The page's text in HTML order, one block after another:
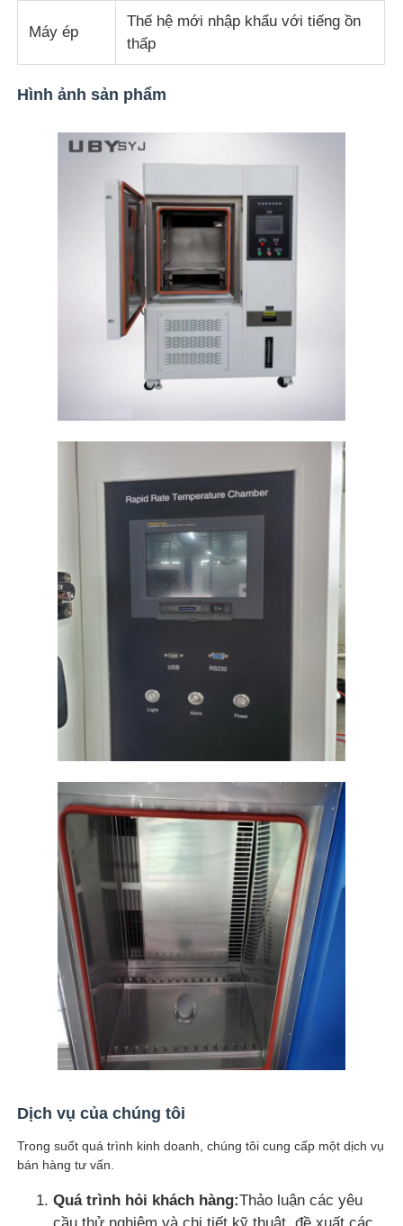
Máy ép
Thế hệ mới nhập khẩu với tiếng ồn
thấp
Hình ảnh sản phẩm
Dịch vụ của chúng tôi
Trong suốt quá trình kinh doanh, chúng tôi cung cấp một dịch vụ
bán hàng tư vấn.
Quá trình hỏi khách hàng:Thảo luận các yêu